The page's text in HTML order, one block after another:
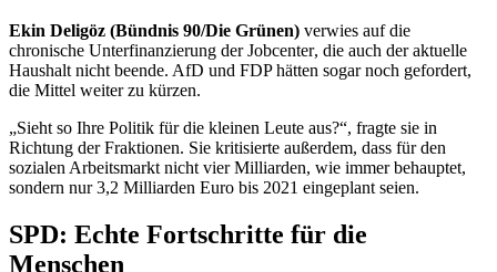
Ekin Deligöz (Bündnis 90/Die Grünen) verwies auf die
chronische Unterfinanzierung derJobcenter, die auch der aktuelle
Haushalt nicht beende. AfD und FDP hätten sogar noch gefordert,
die Mittel weiter zu kürzen.
„Sieht so Ihre Politik für die kleinen Leute aus?“, fragte sie in
Richtung der Fraktionen. Sie kritisierte außerdem, dass für den
sozialen Arbeitsmarkt nicht vier Milliarden, wie immer behauptet,
sondern nur 3,2 Milliarden Euro bis 2021 eingeplant seien.
SPD: Echte Fortschritte für die
Menschen